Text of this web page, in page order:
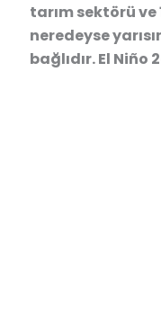
tarım sektörü ve
neredeyse
bağlıdır. El